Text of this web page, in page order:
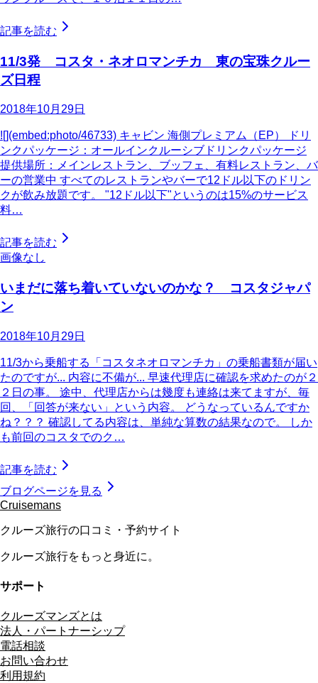
記事を読む
11/3発 コスタ・ネオロマンチカ 東の宝珠クルー
ズ日程
2018年10月29日
![](embed:photo/46733) キャビン 海側プレミアム（EP） ドリ
ンクパッケージ：オールインクルーシブドリンクパッケージ
提供場所：メインレストラン、ブッフェ、有料レストラン、バ
ーの営業中 すべてのレストランやバーで12ドル以下のドリン
クが飲み放題です。 "12ドル以下"というのは15%のサービス
料…
記事を読む
画像なし
いまだに落ち着いていないのかな？ コスタジャパ
ン
2018年10月29日
11/3から乗船する「コスタネオロマンチカ」の乗船書類が届い
たのですが... 内容に不備が... 早速代理店に確認を求めたのが２
２日の事。 途中、代理店からは幾度も連絡は来てますが、毎
回、「回答が来ない」という内容。 どうなっているんですか
ね？？？ 確認してる内容は、単純な算数の結果なので。 しか
も前回のコスタでのク…
記事を読む
ブログページを見る
Cruisemans
クルーズ旅行の口コミ・予約サイト
クルーズ旅行をもっと身近に。
サポート
クルーズマンズとは
法人・パートナーシップ
電話相談
お問い合わせ
利用規約